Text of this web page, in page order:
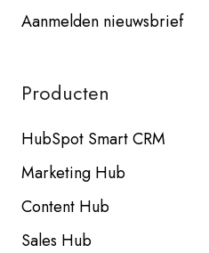
Aanmelden nieuwsbrief
Producten
HubSpot Smart CRM
Marketing Hub
Content Hub
Sales Hub